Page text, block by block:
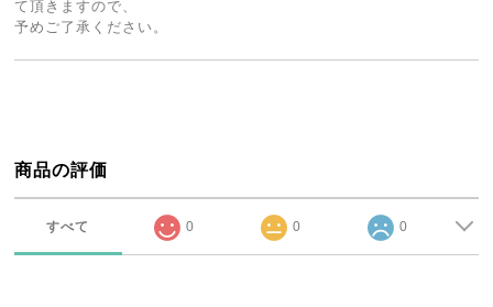
て頂きますので、
予めご了承ください。
商品の評価
すべて 0 0 0